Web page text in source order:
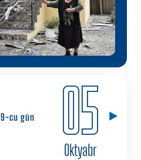
9-cu gün 05
Oktyabr